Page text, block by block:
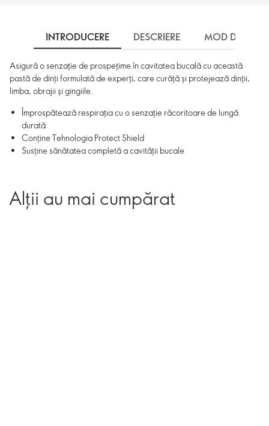
INTRODUCERE DESCRIERE MOD DE
Asigură o senzație de prospețime în cavitatea bucală cu această
pastă de dinți formulată de experți, care curăță și protejează dinții,
limba, obrajii și gingiile.
Împrospătează respirația cu o senzație răcoritoare de lungă
durată
Conține Tehnologia Protect Shield
Susține sănătatea completă a cavității bucale
Alții au mai cumpărat